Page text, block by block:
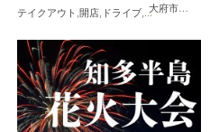
大府市
,阿久
テイクアウト ,開店, ドライブ,観光, ちたまる